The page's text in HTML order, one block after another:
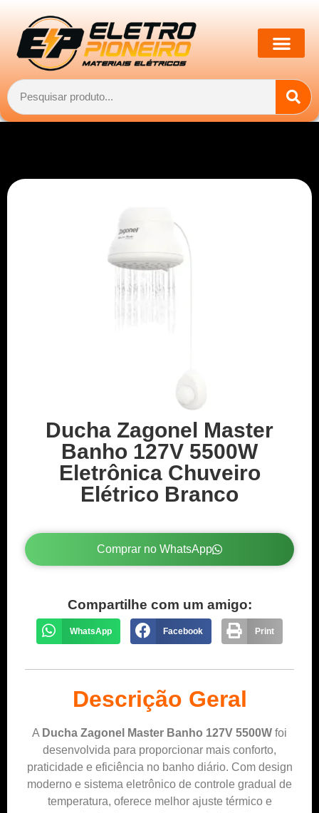
Ducha Zagonel Master
Banho 127V 5500W
Eletrônica Chuveiro
Elétrico Branco
Comprar no WhatsApp
Compartilhe com um amigo:
WhatsApp Facebook Print
Descrição Geral
A Ducha Zagonel Master Banho 127V 5500W foi
desenvolvida para proporcionar mais conforto,
praticidade e eficiência no banho diário. Com design
moderno e sistema eletrônico de controle gradual de
temperatura, oferece melhor ajuste térmico e